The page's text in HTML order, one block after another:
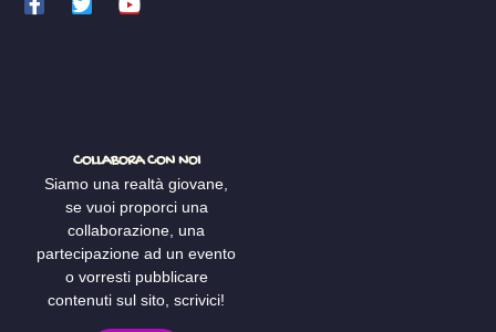
COLLABORA CON NOI
Siamo una realtà giovane,
se vuoi proporci una
collaborazione, una
partecipazione ad un evento
o vorresti pubblicare
contenuti sul sito, scrivici!